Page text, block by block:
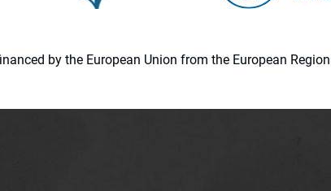
by the European Union from the European